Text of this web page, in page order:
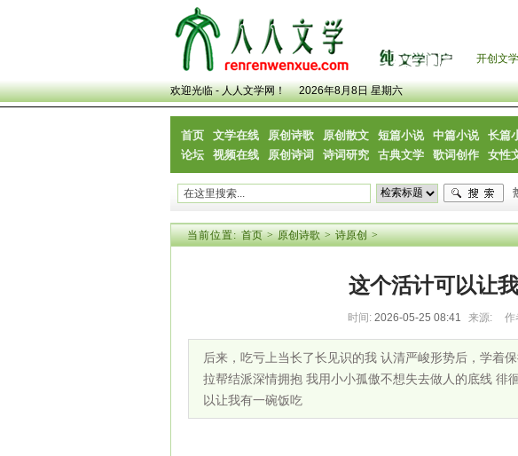
开创文
欢迎光临 - 人人文学网！ 2026年8月8日 星期六
首页 文学在线 原创诗歌 原创散文 短篇小说 中篇小说 长篇
论坛
视频在线 原创诗词 诗词研究 古典文学 歌词创作 女性
当前位置: 首页>原创诗歌>诗原创>
这个活计可以让
时间: 2026-05-25 08:41 来源: 作
后来，吃亏上当长了长见识的我 认清严峻形势后，学着
拉帮结派深情拥抱 我用小小孤傲不想失去做人的底线 徘
以让我有一碗饭吃